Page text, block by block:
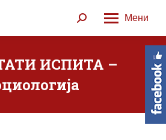
Мени
Search:
ИСПИТА –